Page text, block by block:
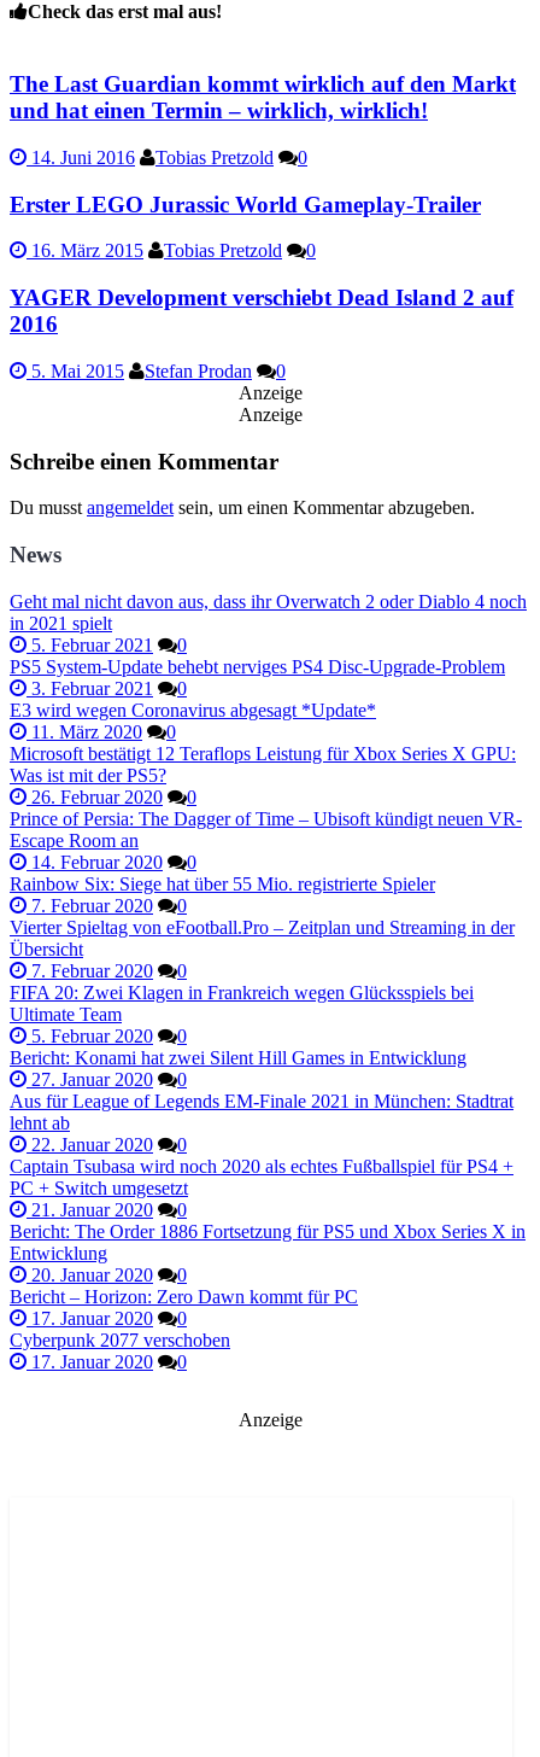
Check das erst mal aus!
The Last Guardian kommt wirklich auf den Markt
und hat einen Termin – wirklich, wirklich!
14. Juni 2016 Tobias Pretzold 0
Erster LEGO Jurassic World Gameplay-Trailer
16. März 2015 Tobias Pretzold 0
YAGER Development verschiebt Dead Island 2 auf
2016
5. Mai 2015 Stefan Prodan
0
Anzeige
Anzeige
Schreibe einen Kommentar
Du musst angemeldet sein, um einen Kommentar abzugeben.
News
Geht mal nicht davon aus, dass ihr Overwatch 2 oder Diablo 4 noch
in 2021 spielt
5. Februar 2021
0
PS5 System-Update behebt nerviges PS4 Disc-Upgrade-Problem
3. Februar 2021
0
E3 wird wegen Coronavirus abgesagt *Update*
11. März 2020
0
Microsoft bestätigt 12 Teraflops Leistung für Xbox Series X GPU:
Was ist mit der PS5?
26. Februar 2020
0
Prince of Persia: The Dagger of Time – Ubisoft kündigt neuen VR-
Escape Room an
14. Februar 2020
0
Rainbow Six: Siege hat über 55 Mio. registrierte Spieler
7. Februar 2020
0
Vierter Spieltag von eFootball.Pro – Zeitplan und Streaming in der
Übersicht
7. Februar 2020
0
FIFA 20: Zwei Klagen in Frankreich wegen Glücksspiels bei
Ultimate Team
5. Februar 2020
0
Bericht: Konami hat zwei Silent Hill Games in Entwicklung
27. Januar 2020
0
Aus für League of Legends EM-Finale 2021 in München: Stadtrat
lehnt ab
22. Januar 2020
0
Captain Tsubasa wird noch 2020 als echtes Fußballspiel für PS4 +
PC + Switch umgesetzt
21. Januar 2020
0
Bericht: The Order 1886 Fortsetzung für PS5 und Xbox Series X in
Entwicklung
20. Januar 2020
0
Bericht – Horizon: Zero Dawn kommt für PC
17. Januar 2020
0
Cyberpunk 2077 verschoben
17. Januar 2020
0
Anzeige